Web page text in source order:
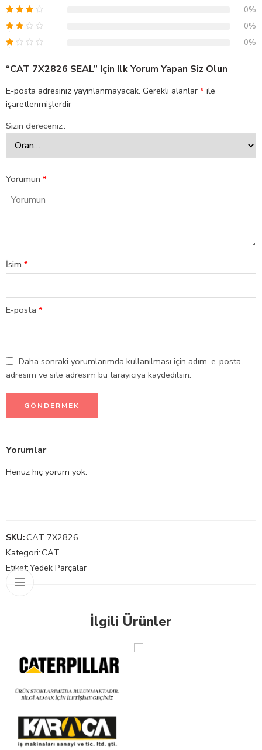
0%
0%
0%
“CAT 7X2826 SEAL” Için Ilk Yorum Yapan Siz Olun
E-posta adresiniz yayınlanmayacak. Gerekli alanlar * ile
işaretlenmişlerdir
Sizin dereceniz
Yorumun *
İsim *
E-posta *
Daha sonraki yorumlarımda kullanılması için adım, e-posta
adresim ve site adresim bu tarayıcıya kaydedilsin.
Yorumlar
Henüz hiç yorum yok.
SKU:CAT 7X2826
Kategori:CAT
Etiket:Yedek Parçalar
İlgili Ürünler